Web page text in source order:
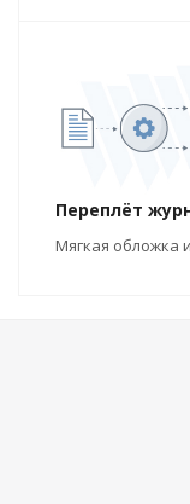
Переплёт
Мягкая обложка